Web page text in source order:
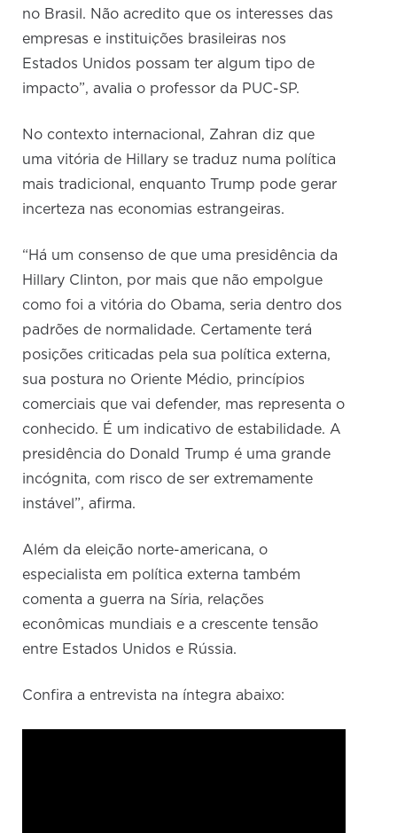
no Brasil. Não acredito que os interesses das
empresas e instituições brasileiras nos
Estados Unidos possam ter algum tipo de
impacto”, avalia o professor da PUC-SP.
No contexto internacional, Zahran diz que
uma vitória de Hillary se traduz numa política
mais tradicional, enquanto Trump pode gerar
incerteza nas economias estrangeiras.
“Há um consenso de que uma presidência da
Hillary Clinton, por mais que não empolgue
como foi a vitória do Obama, seria dentro dos
padrões de normalidade. Certamente terá
posições criticadas pela sua política externa,
sua postura no Oriente Médio, princípios
comerciais que vai defender, mas representa o
conhecido. É um indicativo de estabilidade. A
presidência do Donald Trump é uma grande
incógnita, com risco de ser extremamente
instável”, afirma.
Além da eleição norte-americana, o
especialista em política externa também
comenta a guerra na Síria, relações
econômicas mundiais e a crescente tensão
entre Estados Unidos e Rússia.
Confira a entrevista na íntegra abaixo: